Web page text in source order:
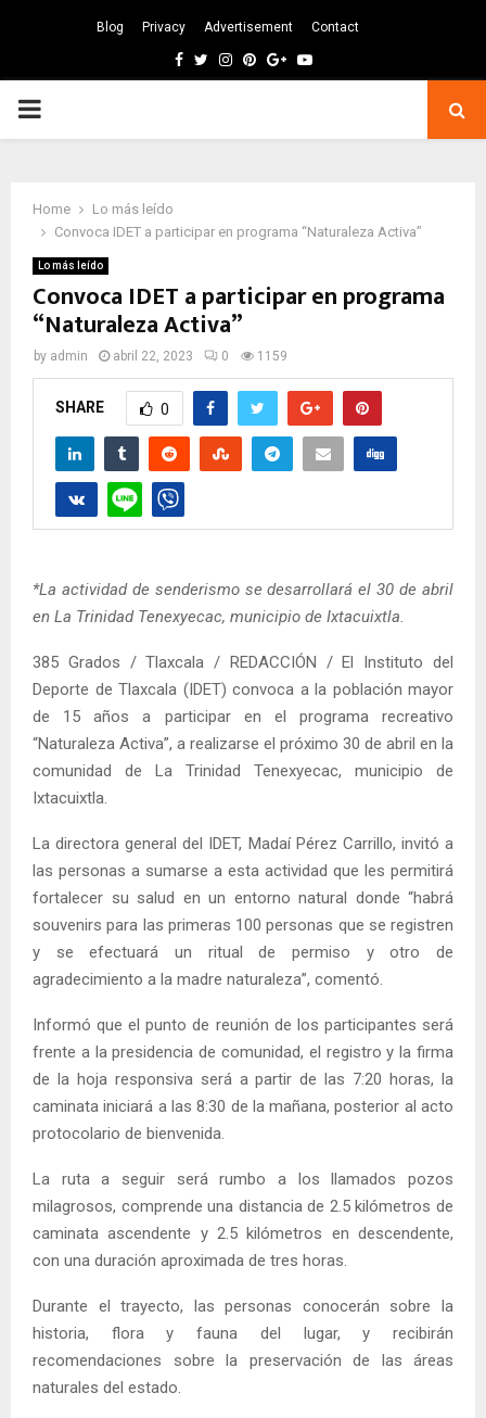
Blog Privacy Advertisement Contact
Facebook
TwitterInstagram
Pinterest
GoogleYoutube
PRIMARY
Home
Lo más leído
Convoca IDET a participar en programa “Naturaleza Activa”
Lo más leído
Convoca IDET a participar en programa
“Naturaleza Activa”
by admin abril 22, 2023 0 1159
SHARE 0
*La actividad de senderismo se desarrollará el 30 de abril
en La Trinidad Tenexyecac, municipio de Ixtacuixtla.
385 Grados / Tlaxcala / REDACCIÓN / El Instituto del
Deporte de Tlaxcala (IDET) convoca a la población mayor
de 15 años a participar en el programa recreativo
“Naturaleza Activa”, a realizarse el próximo 30 de abril en la
comunidad de La Trinidad Tenexyecac, municipio de
Ixtacuixtla.
La directora general del IDET, Madaí Pérez Carrillo, invitó a
las personas a sumarse a esta actividad que les permitirá
fortalecer su salud en un entorno natural donde “habrá
souvenirs para las primeras 100 personas que se registren
y se efectuará un ritual de permiso y otro de
agradecimiento a la madre naturaleza”, comentó.
Informó que el punto de reunión de los participantes será
frente a la presidencia de comunidad, el registro y la firma
de la hoja responsiva será a partir de las 7:20 horas, la
caminata iniciará a las 8:30 de la mañana, posterior al acto
protocolario de bienvenida.
La ruta a seguir será rumbo a los llamados pozos
milagrosos, comprende una distancia de 2.5 kilómetros de
caminata ascendente y 2.5 kilómetros en descendente,
con una duración aproximada de tres horas.
Durante el trayecto, las personas conocerán sobre la
historia, flora y fauna del lugar, y recibirán
recomendaciones sobre la preservación de las áreas
naturales del estado.